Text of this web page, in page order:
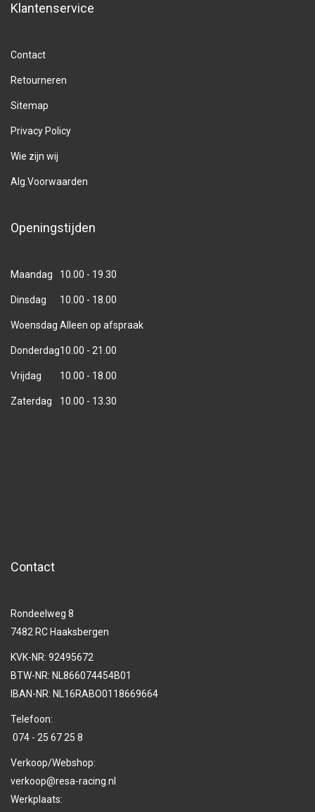
Klantenservice
Contact
Retourneren
Sitemap
Privacy Policy
Wie zijn wij
Alg.Voorwaarden
Openingstijden
Maandag 10.00 - 19.30
Dinsdag 10.00 - 18.00
Woensdag Alleen op afspraak
Donderdag10.00 - 21.00
Vrijdag 10.00 - 18.00
Zaterdag 10.00 - 13.30
Contact
Rondeelweg 8
7482 RC Haaksbergen
KVK-NR: 92495672
BTW-NR: NL866074454B01
IBAN-NR: NL16RABO0118669664
Telefoon:
074 - 25 67 25 8
Verkoop/Webshop:
verkoop@resa-racing.nl
Werkplaats: